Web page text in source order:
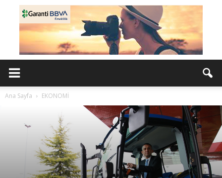
Ana Sayfa EKONOMİ